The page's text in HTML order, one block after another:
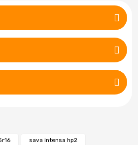
sava intensa hp2